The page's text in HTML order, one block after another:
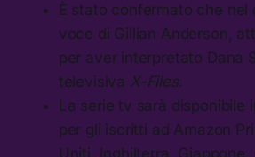
È stato confermato che nel
voce di Gillian Anderson,
per aver interpretato Dana
televisiva X-Files.
La serie tv sarà disponibile
per gli iscritti ad Amazon